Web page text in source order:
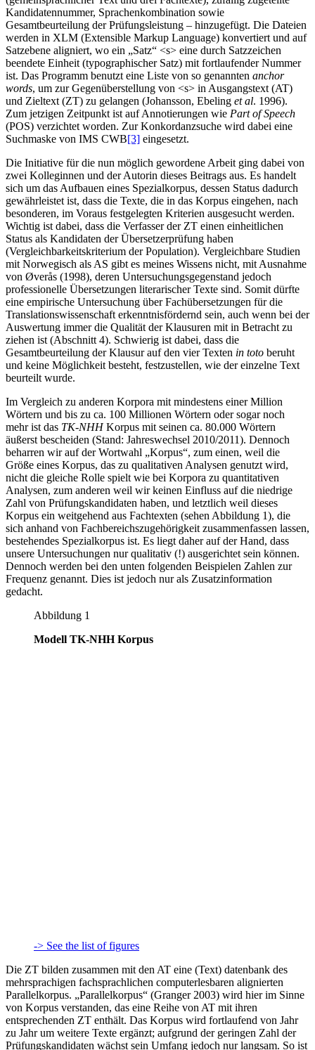
Kandidatennummer, Sprachenkombination sowie
Gesamtbeurteilung der Prüfungsleistung – hinzugefügt. Die Dateien
werden in XLM (Extensible Markup Language) konvertiert und auf
Satzebene aligniert, wo ein „Satz“ <s> eine durch Satzzeichen
beendete Einheit (typographischer Satz) mit fortlaufender Nummer
ist. Das Programm benutzt eine Liste von so genannten anchor
words, um zur Gegenüberstellung von <s> in Ausgangstext (AT)
und Zieltext (ZT) zu gelangen (Johansson, Ebeling et al. 1996).
Zum jetzigen Zeitpunkt ist auf Annotierungen wie Part of Speech
(POS) verzichtet worden. Zur Konkordanzsuche wird dabei eine
Suchmaske von IMS CWB[3] eingesetzt.
Die Initiative für die nun möglich gewordene Arbeit ging dabei von
zwei Kolleginnen und der Autorin dieses Beitrags aus. Es handelt
sich um das Aufbauen eines Spezialkorpus, dessen Status dadurch
gewährleistet ist, dass die Texte, die in das Korpus eingehen, nach
besonderen, im Voraus festgelegten Kriterien ausgesucht werden.
Wichtig ist dabei, dass die Verfasser der ZT einen einheitlichen
Status als Kandidaten der Übersetzerprüfung haben
(Vergleichbarkeitskriterium der Population). Vergleichbare Studien
mit Norwegisch als AS gibt es meines Wissens nicht, mit Ausnahme
von Øverås (1998), deren Untersuchungsgegenstand jedoch
professionelle Übersetzungen literarischer Texte sind. Somit dürfte
eine empirische Untersuchung über Fachübersetzungen für die
Translationswissenschaft erkenntnisfördernd sein, auch wenn bei der
Auswertung immer die Qualität der Klausuren mit in Betracht zu
ziehen ist (Abschnitt 4). Schwierig ist dabei, dass die
Gesamtbeurteilung der Klausur auf den vier Texten in toto beruht
und keine Möglichkeit besteht, festzustellen, wie der einzelne Text
beurteilt wurde.
Im Vergleich zu anderen Korpora mit mindestens einer Million
Wörtern und bis zu ca. 100 Millionen Wörtern oder sogar noch
mehr ist das TK-NHHKorpus mit seinen ca. 80.000 Wörtern
äußerst bescheiden (Stand: Jahreswechsel 2010/2011). Dennoch
beharren wir auf der Wortwahl „Korpus“, zum einen, weil die
Größe eines Korpus, das zu qualitativen Analysen genutzt wird,
nicht die gleiche Rolle spielt wie bei Korpora zu quantitativen
Analysen, zum anderen weil wir keinen Einfluss auf die niedrige
Zahl von Prüfungskandidaten haben, und letztlich weil dieses
Korpus ein weitgehend aus Fachtexten (sehen Abbildung 1), die
sich anhand von Fachbereichszugehörigkeit zusammenfassen lassen,
bestehendes Spezialkorpus ist. Es liegt daher auf der Hand, dass
unsere Untersuchungen nur qualitativ (!) ausgerichtet sein können.
Dennoch werden bei den unten folgenden Beispielen Zahlen zur
Frequenz genannt. Dies ist jedoch nur als Zusatzinformation
gedacht.
Abbildung 1
Modell TK-NHH Korpus
-> See the list of figures
Die ZT bilden zusammen mit den AT eine (Text) datenbank des
mehrsprachigen fachsprachlichen computerlesbaren alignierten
Parallelkorpus. „Parallelkorpus“ (Granger 2003) wird hier im Sinne
von Korpus verstanden, das eine Reihe von AT mit ihren
entsprechenden ZT enthält. Das Korpus wird fortlaufend von Jahr
zu Jahr um weitere Texte ergänzt; aufgrund der geringen Zahl der
Prüfungskandidaten wächst sein Umfang jedoch nur langsam. So ist